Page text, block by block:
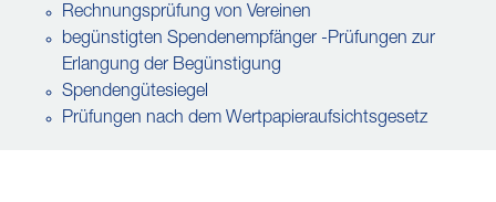
Rechnungsprüfung von Vereinen
begünstigten Spendenempfänger -Prüfungen zur
Erlangung der Begünstigung
Spendengütesiegel
Prüfungen nach dem Wertpapieraufsichtsgesetz